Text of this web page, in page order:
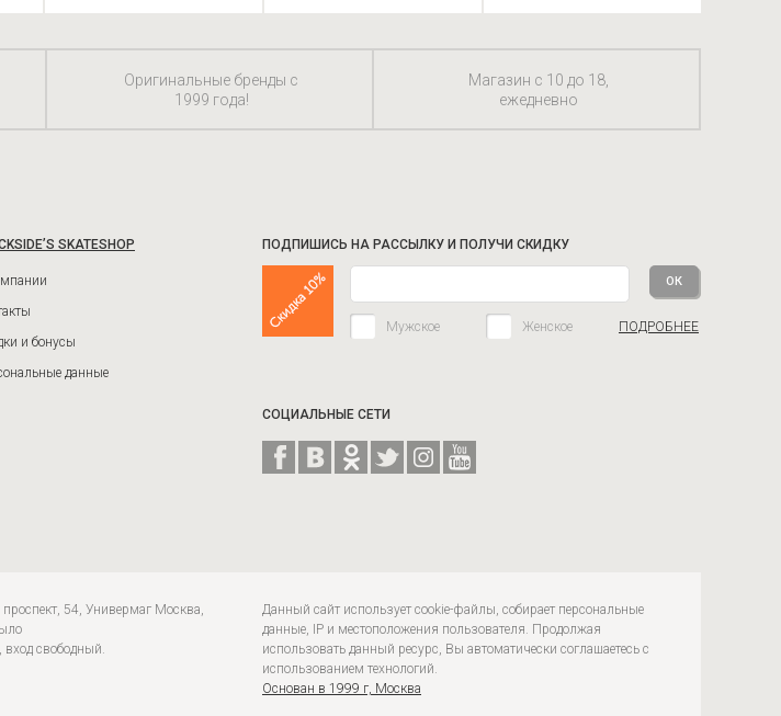
Оригинальные бренды с
1999 года!
Магазин с 10 до 18,
ежедневно
SKATESHOP
и бонусы
данные
ПОДПИШИСЬ НА РАССЫЛКУ И ПОЛУЧИ СКИДКУ
Мужское Женское ПОДРОБНЕЕ
СОЦИАЛЬНЫЕ СЕТИ
Данный сайт использует cookie-файлы, собирает персональные
данные, IP и местоположения пользователя. Продолжая
использовать данный ресурс, Вы автоматически соглашаетесь с
использованием технологий.
Основан в 1999 г, Москва
54, Универмаг Москва,
вход свободный.